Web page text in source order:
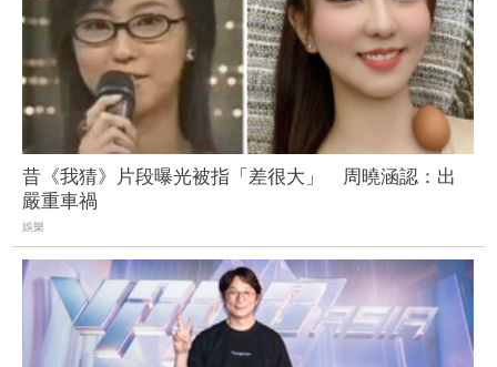
昔《我猜》片段曝光被指「差很大」 周曉涵認：出
嚴重車禍
娛樂